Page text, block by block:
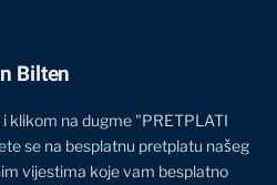
Bilten
klikom na dugme "PRETPLATI
se na besplatnu pretplatu našeg
vijestima koje vam besplatno